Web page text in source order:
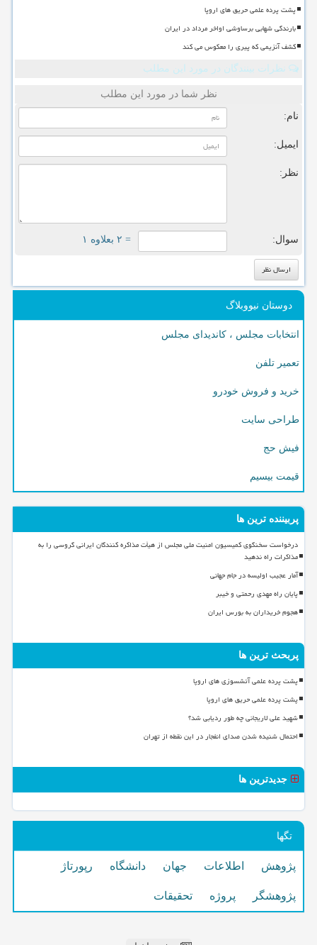
پشت پرده علمی حریق های اروپا
بارندگی شهابی برساوشی اواخر مرداد در ایران
کشف آنزیمی که پیری را معکوس می کند
نظرات بینندگان در مورد این مطلب
نظر شما در مورد این مطلب
نام:
ایمیل:
نظر:
سوال: = ۲ بعلاوه ۱
دوستان نیووبلاگ
انتخابات مجلس ، کاندیدای مجلس
تعمیر تلفن
خرید و فروش خودرو
طراحی سایت
فیش حج
قیمت بیسیم
پربیننده ترین ها
درخواست سخنگوی کمیسیون امنیت ملی مجلس از هیأت مذاکره کنندگان ایرانی گروسی را به
مذاکرات راه ندهید
آمار عجیب اولیسه در جام جهانی
پایان راه مهدی رحمتی و خیبر
هجوم خریداران به بورس ایران
پربحث ترین ها
پشت پرده علمی آتشسوزی های اروپا
پشت پرده علمی حریق های اروپا
شهید علی لاریجانی چه طور ردیابی شد؟
احتمال شنیده شدن صدای انفجار در این نقطه از تهران
جدیدترین ها
تگها
پژوهش اطلاعات جهان دانشگاه رپورتاژ
پژوهشگر پروژه تحقیقات